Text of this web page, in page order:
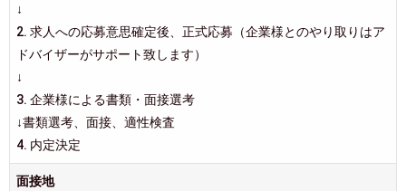
↓
2. 求人への応募意思確定後、正式応募（企業様とのやり取りはア
ドバイザーがサポート致します）
↓
3. 企業様による書類・面接選考
↓書類選考、面接、適性検査
4. 内定決定
面接地